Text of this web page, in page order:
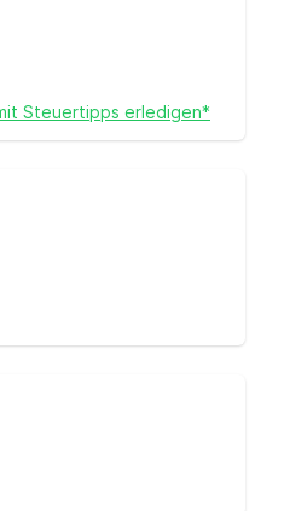
Steuertipps erledigen*